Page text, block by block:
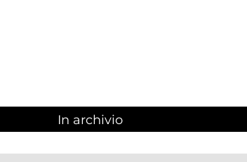
In archivio